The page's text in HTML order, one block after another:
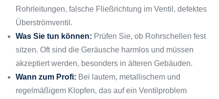
Rohrleitungen, falsche Fließrichtung im Ventil, defektes
Überströmventil.
Was Sie tun können: Prüfen Sie, ob Rohrschellen fest
sitzen. Oft sind die Geräusche harmlos und müssen
akzeptiert werden, besonders in älteren Gebäuden.
Wann zum Profi: Bei lautem, metallischem und
regelmäßigem Klopfen, das auf ein Ventilproblem